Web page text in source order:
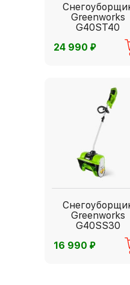
Greenworks
G40ST40
24 990 ⃏
Greenworks
G40SS30
16 990 ⃏